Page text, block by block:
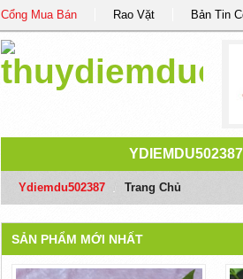
Cổng Mua Bán Rao Vặt Bản Tin
YDIEMDU502387
Ydiemdu502387 Trang Chủ
SẢN PHẨM MỚI NHẤT